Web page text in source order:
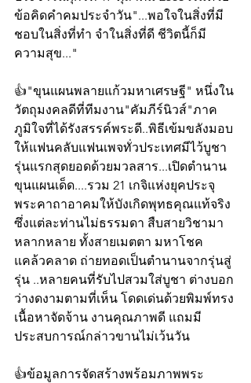
ข้อคิดคำคมประจำวัน"...พอใจในสิ่งที่มี
ชอบในสิ่งที่ทำ จำในสิ่งที่ดี ชีวิตนี้ก็มี
ความสุข..."
👍"ขุนแผนพลายแก้วมหาเศรษฐี" หนึ่งใน
วัตถุมงคลดีที่ทีมงาน"คัมภีร์นิวส์"ภาค
ภูมิใจที่ได้รังสรรค์พระดี..พิธีเข้มขลังมอบ
ให้แฟนคลับแฟนเพจทั่วประเทศมีไว้บูชา
รุ่นแรกสุดยอดด้วยมวลสาร...เปิดตำนาน
ขุนแผนเด็ด....รวม 21 เกจิแห่งยุคประจุ
พระคาถาอาคมให้บังเกิดพุทธคุณแท้จริง
ซึ่งแต่ละท่านไม่ธรรมดา สืบสายวิชามา
หลากหลาย ทั้งสายเมตตา มหาโชค
แคล้วคลาด ถ่ายทอดเป็นตำนานจากรุ่นสู่
รุ่น ..หลายคนที่รับไปสวมใส่บูชา ต่างบอก
ว่างดงามตามที่เห็น โดดเด่นด้วยพิมพ์ทรง
เนื้อหาจัดจ้าน งานคุณภาพดี แถมมี
ประสบการณ์กล่าวขานไม่เว้นวัน
👍ข้อมูลการจัดสร้างพร้อมภาพพระ